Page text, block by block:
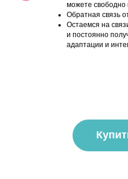
можете свободно
Обратная связь
Остаемся на
и постоянно
адаптации и